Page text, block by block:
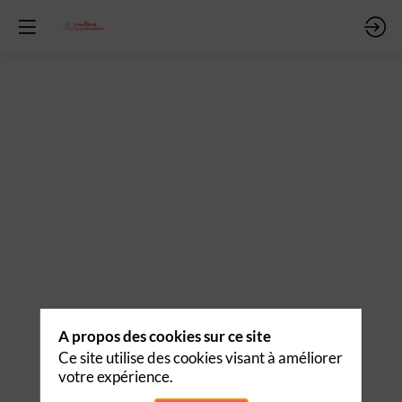
A propos des cookies sur ce site
Ce site utilise des cookies visant à améliorer
votre expérience.